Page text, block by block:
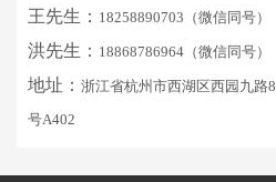
王先生： 18258890703（微信同号）
洪先生： 18868786964（微信同号）
地址： 浙江省杭州市西湖区西园九路8
号A402